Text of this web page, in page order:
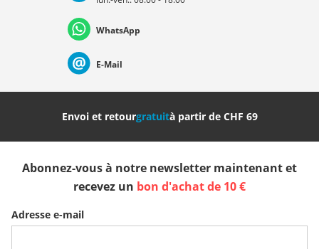
Nederland Italia (Italiano) Italien (Deutsch)
Slovenija België (Nederlands)
Belgique (Français) Danmark Norge
WhatsApp
E-Mail
Envoi et retourgratuità partir de CHF 69
Abonnez-vous à notre newsletter maintenant et
recevez un bon d'achat de 10 €
Adresse e-mail